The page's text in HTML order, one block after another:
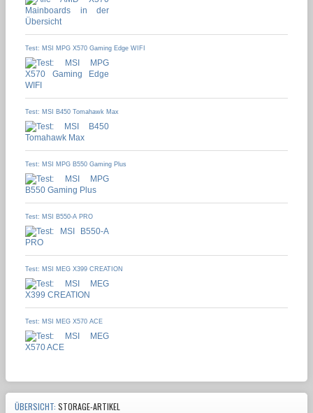
Test: MSI MPG X570 Gaming Edge WIFI
Test: MSI B450 Tomahawk Max
Test: MSI MPG B550 Gaming Plus
Test: MSI B550-A PRO
Test: MSI MEG X399 CREATION
Test: MSI MEG X570 ACE
ÜBERSICHT: STORAGE-ARTIKEL